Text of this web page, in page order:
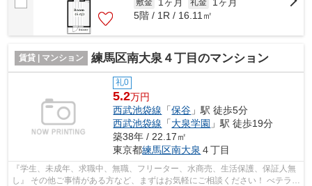
敷金 1ヶ月 礼金
1ヶ月
5階 / 1R / 16.11㎡
賃貸 | マンション 練馬区南大泉４丁目のマンション
礼0
5.2万円
西武池袋線 「保谷 」駅 徒歩5分
西武池袋線 「大泉学園 」駅 徒歩19分
築38年 / 22.17㎡
東京都練馬区南大泉 ４丁目
『学生、未成年、求職中、無職、フリーター、水商売、生活保護、保証人無
し』 その他ご事情がある方など、まずはお気軽にご相談ください！ べテラン